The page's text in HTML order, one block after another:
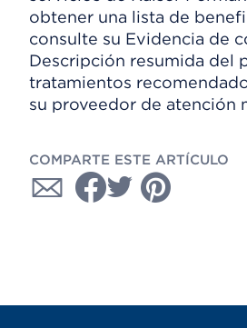
obtener una lista de
consulte su Evidencia de
Descripción resumida del
tratamientos
su proveedor de atención
COMPARTE ESTE ARTÍCULO